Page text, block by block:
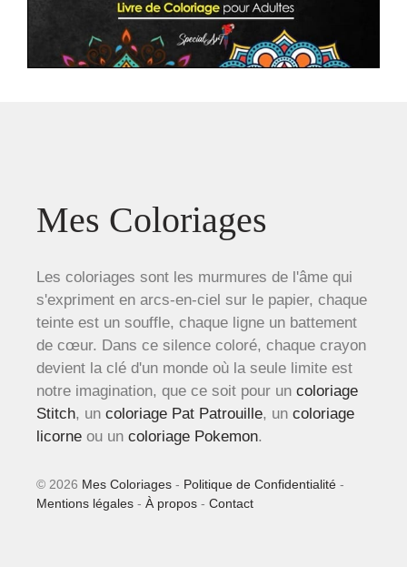
Mes Coloriages
Les coloriages sont les murmures de l'âme qui
s'expriment en arcs-en-ciel sur le papier, chaque
teinte est un souffle, chaque ligne un battement
de cœur. Dans ce silence coloré, chaque crayon
devient la clé d'un monde où la seule limite est
notre imagination, que ce soit pour un coloriage
Stitch, un coloriage Pat Patrouille, un coloriage
licorne ou un coloriage Pokemon.
© 2026 Mes Coloriages - Politique de Confidentialité -
Mentions légales - À propos - Contact